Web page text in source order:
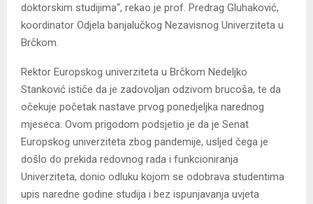
doktorskim studijima“, rekao je prof. Predrag Gluhaković,
koordinator Odjela banjalučkog Nezavisnog Univerziteta u
Brčkom.
Rektor Europskog univerziteta u Brčkom Nedeljko
Stanković ističe da je zadovoljan odzivom brucoša, te da
očekuje početak nastave prvog ponedjeljka narednog
mjeseca. Ovom prigodom podsjetio je da je Senat
Europskog univerziteta zbog pandemije, usljed čega je
došlo do prekida redovnog rada i funkcioniranja
Univerziteta, donio odluku kojom se odobrava studentima
upis naredne godine studija i bez ispunjavanja uvjeta